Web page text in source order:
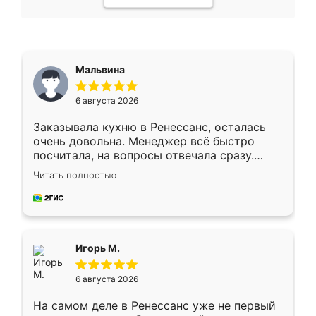
Мальвина
6 августа 2026
Заказывала кухню в Ренессанс, осталась
очень довольна. Менеджер всё быстро
посчитала, на вопросы отвечала сразу.
Замерщик приехал в субботу, подошёл к
делу со всей ответственностью. Собрали
за день, ребята работали аккуратно, даже
Читать полностью
Игорь М.
6 августа 2026
На самом деле в Ренессанс уже не первый